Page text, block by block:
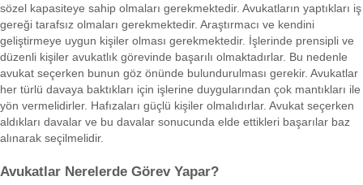
sözel kapasiteye sahip olmaları gerekmektedir. Avukatların yaptıkları iş
gereği tarafsız olmaları gerekmektedir. Araştırmacı ve kendini
geliştirmeye uygun kişiler olması gerekmektedir. İşlerinde prensipli ve
düzenli kişiler avukatlık görevinde başarılı olmaktadırlar. Bu nedenle
avukat seçerken bunun göz önünde bulundurulması gerekir. Avukatlar
her türlü davaya baktıkları için işlerine duygularından çok mantıkları ile
yön vermelidirler. Hafızaları güçlü kişiler olmalıdırlar. Avukat seçerken
aldıkları davalar ve bu davalar sonucunda elde ettikleri başarılar baz
alınarak seçilmelidir.
Avukatlar Nerelerde Görev Yapar?